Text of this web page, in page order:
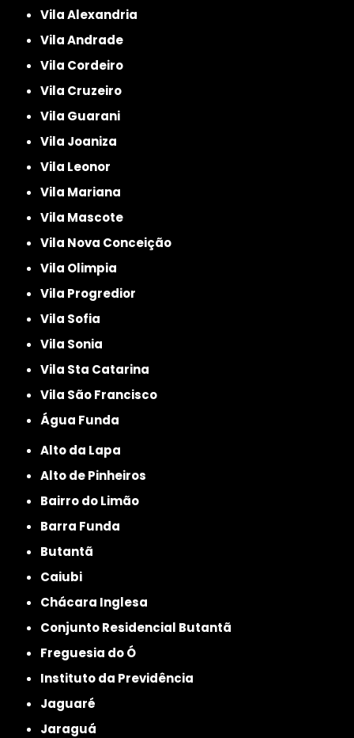
Vila Alexandria
Vila Andrade
Vila Cordeiro
Vila Cruzeiro
Vila Guarani
Vila Joaniza
Vila Leonor
Vila Mariana
Vila Mascote
Vila Nova Conceição
Vila Olimpia
Vila Progredior
Vila Sofia
Vila Sonia
Vila Sta Catarina
Vila São Francisco
Água Funda
Alto da Lapa
Alto de Pinheiros
Bairro do Limão
Barra Funda
Butantã
Caiubi
Chácara Inglesa
Conjunto Residencial Butantã
Freguesia do Ó
Instituto da Previdência
Jaguaré
Jaraguá